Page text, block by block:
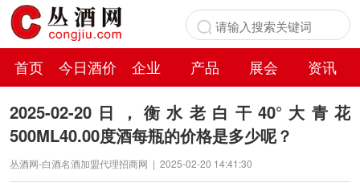
首页 今日酒价 企业 产品 展会
资讯
百科
2025-02-20日，衡水老白干40°大青花
500ML40.00度酒每瓶的价格是多少呢？
丛酒网-白酒名酒加盟代理招商网 | 2025-02-20 14:41:30